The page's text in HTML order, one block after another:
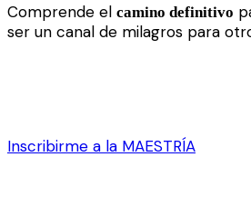
Comprende el camino definitivo
ser un canal de milagros para
Inscribirme a la MAESTRÍA